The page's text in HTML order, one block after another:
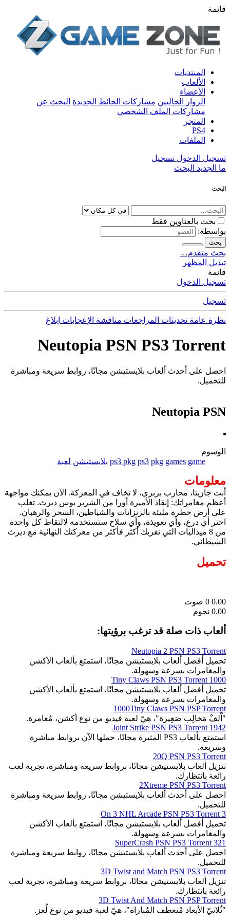
قائمة
المنتديات
الألعاب
الأعضاء
الزوار الحاليين مشاركات الحائط الجديدة البحث عن
مشاركات الملف الشخصي
المتجر
PS4
الملفات
تسجيل الدخول تسجيل
ما الجديد البحث
البحث
بحث بالعناوين فقط
بواسطة:
بحث
بحث متقدم…
تبديل المظهر
قائمة
تسجيل الدخول
تسجيل
نظرة عامة تحديثات المراجعات مناقشة الإعجابات إبلاغ
Neutopia PSN PS3 Torrent
احصل على أحدث ألعاب بلايستيشن مجانًا، روابط سريعة ومباشرة
للتحميل.
Neutopia PSN
الوسوم
game
games
pkg
ps3
ps3 pkg بلايستيشن لعبة
معلومات
أنت جازيتا، محارب بربري، لا تخاف في المعركة. الآن يمكنك مواجهة
أعظم مغامراتك: إنقاذ الأميرة أورا من الشرير بوس ديرث. تغلب
على أرض خطرة مليئة بالزنزانات والشياطين، السحر والرهبان.
اختر أي درع، وأي تعويذة، وأي سلاح ستستخدمه لالتقاط كل واحدة
من 8 ميداليات التي تقربك أكثر فأكثر من معركتك النهائية مع ديرث
الشيطاني.
تحميل
0.00
0 صوت
0.00 نجوم
ألعاب ذات صلة قد ترغب برؤيتها:
Neutopia 2 PSN PS3 Torrent
تحميل أفضل ألعاب بلايستيشن مجانًا، استمتع بألعاب الأكشن
والمغامرات بسرعة وسهولة.
1000 Tiny Claws PSN PS3 Torrent
تحميل أفضل ألعاب بلايستيشن مجانًا، استمتع بألعاب الأكشن
والمغامرات بسرعة وسهولة.
1000Tiny Claws PSN PSP Torrent
"آَلفْ مَخالِب صَغِيرة"، هيّ لعبة فيديو من نوع أكشن، مُغامرة.
1942 Joint Strike PSN PS3 Torrent
استمتع بألعاب PS3 المثيرة مجانًا، حملها الآن بروابط مباشرة
وسريعة.
20Q PSN PS3 Torrent
تنزيل ألعاب بلايستيشن مجانًا، بروابط سريعة ومباشرة، تجربة لعب
رائعة بانتظارك.
2Xtreme PSN PS3 Torrent
احصل على أحدث ألعاب بلايستيشن مجانًا، روابط سريعة ومباشرة
للتحميل.
3 On 3 NHL Arcade PSN PS3 Torrent
تحميل أفضل ألعاب بلايستيشن مجانًا، استمتع بألعاب الأكشن
والمغامرات بسرعة وسهولة.
321 SuperCrash PSN PS3 Torrent
احصل على أحدث ألعاب بلايستيشن مجانًا، روابط سريعة ومباشرة
للتحميل.
3D Twist and Match PSN PS3 Torrent
تنزيل ألعاب بلايستيشن مجانًا، بروابط سريعة ومباشرة، تجربة لعب
رائعة بانتظارك.
3D Twist And Match PSN PSP Torrent
"ثُلاثيّ الأبعاد مُنعطف المُباراة"، هيّ لعبة فيديو من نوع لُغز.